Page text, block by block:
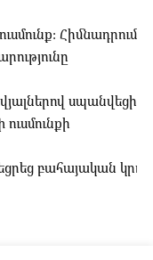
Հիմնադրումից
սպանվեցին
բահայական